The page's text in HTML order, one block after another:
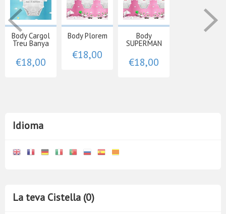
Idioma
La teva Cistella (0)
Body Cargol
Treu Banya
€18,00
Body Plorem
€18,00
Body
SUPERMAN
€18,00